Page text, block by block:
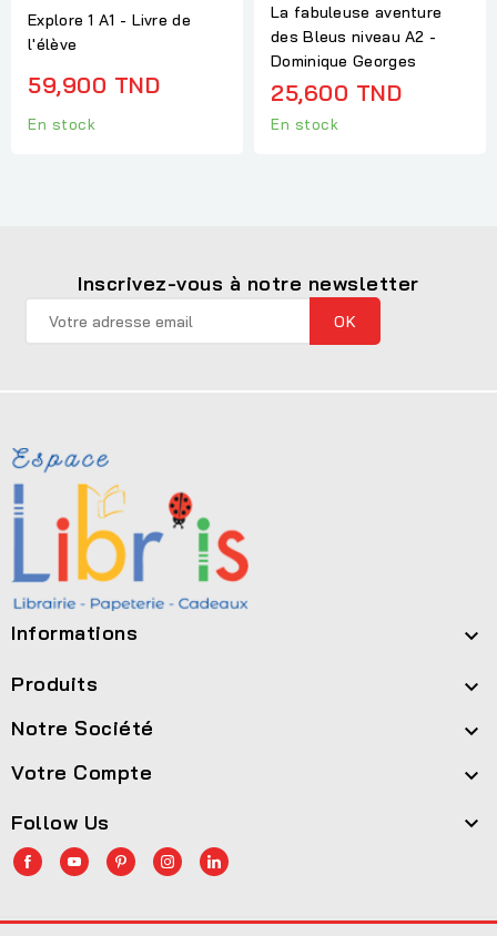
Explore 1 A1 - Livre de
l'élève
59,900 TND
En stock
La fabuleuse aventure
des Bleus niveau A2 -
Dominique Georges
25,600 TND
En stock
Inscrivez-vous à notre newsletter
Informations 
Produits 
Notre Société 
Votre Compte 
Follow Us 